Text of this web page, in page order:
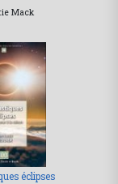
Mack
éclipses